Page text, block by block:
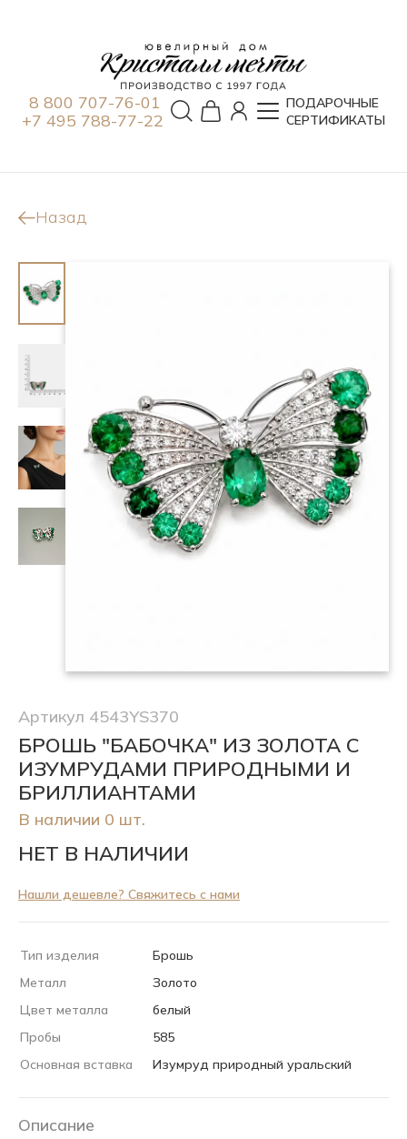
8 800 707-76-01
+7 495 788-77-22
ПОДАРОЧНЫЕ
СЕРТИФИКАТЫ
Назад
Артикул 4543YS370
БРОШЬ "БАБОЧКА" ИЗ ЗОЛОТА С
ИЗУМРУДАМИ ПРИРОДНЫМИ И
БРИЛЛИАНТАМИ
В наличии 0 шт.
НЕТ В НАЛИЧИИ
Нашли дешевле? Свяжитесь с нами
Тип изделия
Брошь
Металл
Золото
Цвет металла
белый
Пробы
585
Основная вставка
Изумруд природный уральский
Описание